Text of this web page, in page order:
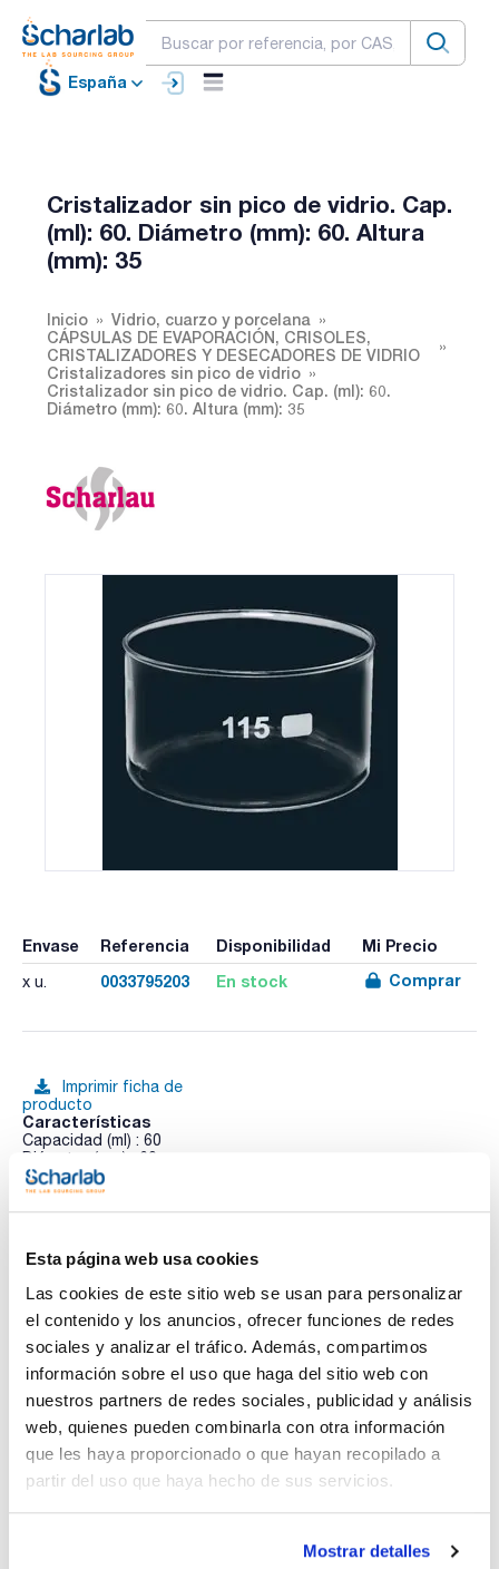
Esta página web usa cookies
Las cookies de este sitio web se usan para personalizar
el contenido y los anuncios, ofrecer funciones de redes
sociales y analizar el tráfico. Además, compartimos
información sobre el uso que haga del sitio web con
nuestros partners de redes sociales, publicidad y análisis
web, quienes pueden combinarla con otra información
que les haya proporcionado o que hayan recopilado a
partir del uso que haya hecho de sus servicios.
Mostrar detalles
España
Cristalizador sin pico de vidrio. Cap.
(ml): 60. Diámetro (mm): 60. Altura
(mm): 35
Inicio
Vidrio, cuarzo y porcelana
CÁPSULAS DE EVAPORACIÓN, CRISOLES,
CRISTALIZADORES Y DESECADORES DE VIDRIO
Cristalizadores sin pico de vidrio
Cristalizador sin pico de vidrio. Cap. (ml): 60.
Diámetro (mm): 60. Altura (mm): 35
Envase Referencia Disponibilidad Mi Precio
x u. 0033795203 En stock Comprar
Imprimir ficha de
producto
Características
Capacidad (ml) : 60
Diámetro (mm) : 60
Altura (mm) : 35
Pack (u.) : 1
Documentación técnica
TDS / Ficha técnica
Regístrate para
descargas
COA
Regístrate para
descargas
SDS/ Hoja de seguridad
Regístrate para
descargas
Los productos marcados con esta imagen son